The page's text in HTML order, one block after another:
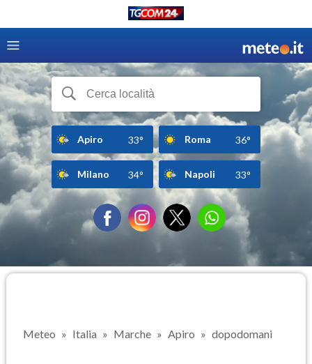
Apiro 33° Roma 36°
Milano 34° Napoli 33°
Meteo Italia Marche Apiro dopodomani